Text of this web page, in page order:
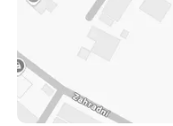
Miroslava
Rostliny byly v
Doporučuji :).
my chybělo, bylo